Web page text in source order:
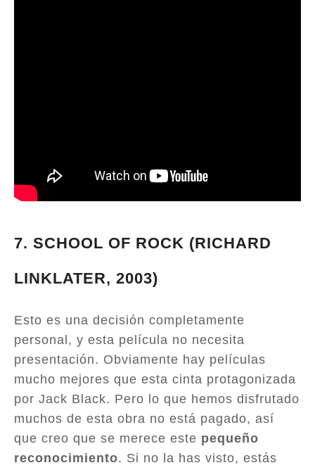
7. SCHOOL OF ROCK (RICHARD
LINKLATER, 2003)
Esto es una decisión completamente
personal, y esta película no necesita
presentación. Obviamente hay películas
mucho mejores que esta cinta protagonizada
por Jack Black. Pero lo que hemos disfrutado
muchos de esta obra no está pagado, así
que creo que se merece este pequeño
reconocimiento. Si no la has visto, estás